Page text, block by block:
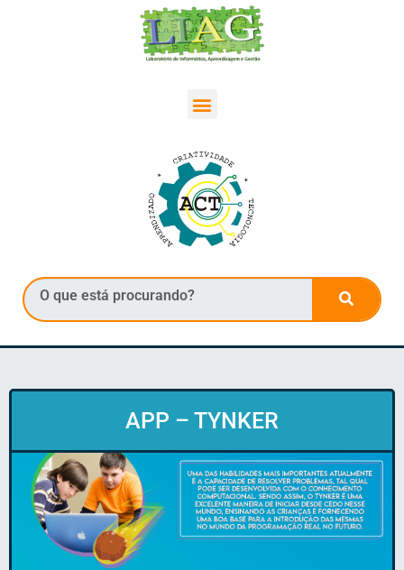
APP – TYNKER